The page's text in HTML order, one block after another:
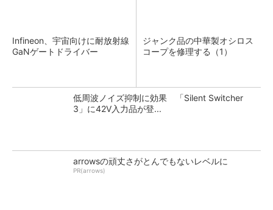
Infineon、宇宙向けに耐放射線
GaNゲートドライバー
ジャンク品の中華製オシロス
コープを修理する（1）
低周波ノイズ抑制に効果 「Silent Switcher
3」に42V入力品が登...
arrowsの頑丈さがとんでもないレベルに
PR(arrows)